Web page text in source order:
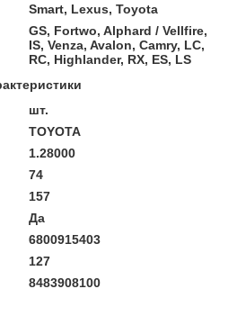
Smart, Lexus, Toyota
GS, Fortwo, Alphard / Vellfire,
IS, Venza, Avalon, Camry, LC,
RC, Highlander, RX, ES, LS
шт.
TOYOTA
1.28000
74
157
Да
6800915403
127
8483908100